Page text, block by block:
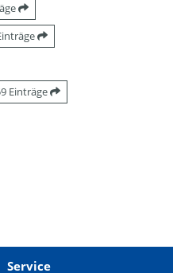
Einträge
Service